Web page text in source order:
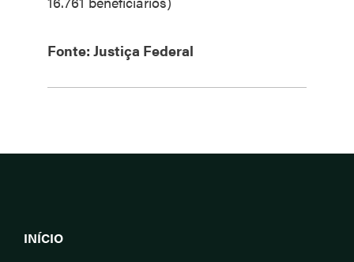
Fonte: Justiça Federal
INÍCIO